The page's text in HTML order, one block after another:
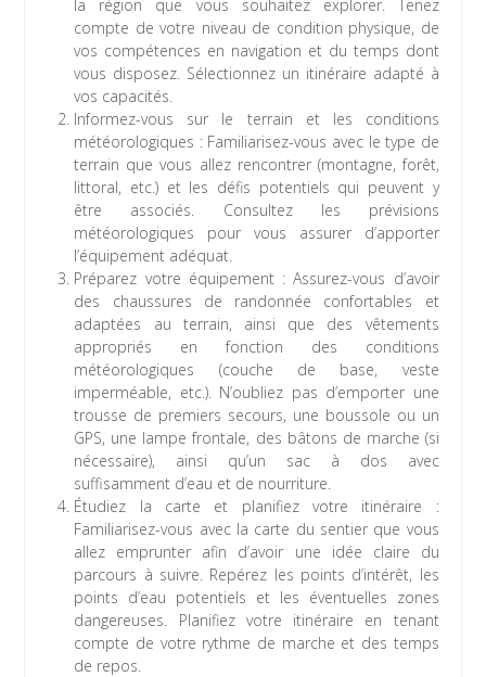
la région que vous souhaitez explorer. Tenez
compte de votre niveau de condition physique, de
vos compétences en navigation et du temps dont
vous disposez. Sélectionnez un itinéraire adapté à
vos capacités.
Informez-vous sur le terrain et les conditions
météorologiques : Familiarisez-vous avec le type de
terrain que vous allez rencontrer (montagne, forêt,
littoral, etc.) et les défis potentiels qui peuvent y
être associés. Consultez les prévisions
météorologiques pour vous assurer d’apporter
l’équipement adéquat.
Préparez votre équipement : Assurez-vous d’avoir
des chaussures de randonnée confortables et
adaptées au terrain, ainsi que des vêtements
appropriés en fonction des conditions
météorologiques (couche de base, veste
imperméable, etc.). N’oubliez pas d’emporter une
trousse de premiers secours, une boussole ou un
GPS, une lampe frontale, des bâtons de marche (si
nécessaire), ainsi qu’un sac à dos avec
suffisamment d’eau et de nourriture.
Étudiez la carte et planifiez votre itinéraire :
Familiarisez-vous avec la carte du sentier que vous
allez emprunter afin d’avoir une idée claire du
parcours à suivre. Repérez les points d’intérêt, les
points d’eau potentiels et les éventuelles zones
dangereuses. Planifiez votre itinéraire en tenant
compte de votre rythme de marche et des temps
de repos.